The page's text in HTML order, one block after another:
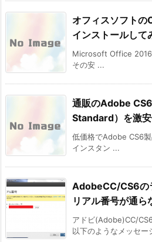
オフィスソフト
インストールして
Microsoft Office 2016
その安 ...
通販のAdobe
Standard）を激
低価格でAdobe CS6
インスタン ...
AdobeCC/CS6の
リアル番号が通ら
アドビ(Adobe)CC/
以下のようなメッセー